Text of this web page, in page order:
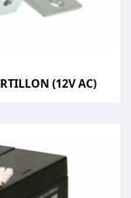
(12V AC)